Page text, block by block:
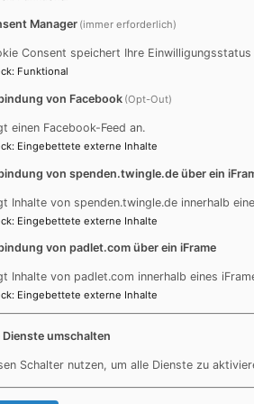
getauft
Experiment: Evangelische
Familiengottesdienst am Ufer.
Saalachufer das Sakrament der
Manager (immer erforderlich)
Consent speichert Ihre
: Funktional
von Facebook (Opt-Out)
einen Facebook-Feed an.
: Eingebettete externe Inhalte
von spenden.twingle.de über ein
Inhalte von spenden.twingle.de innerhalb
: Eingebettete externe Inhalte
von padlet.com über ein iFrame
Inhalte von padlet.com innerhalb eines
: Eingebettete externe Inhalte
Dienste umschalten
Schalter nutzen, um alle Dienste zu